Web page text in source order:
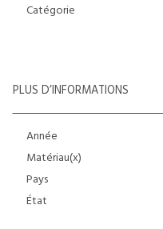
Catégorie
PLUS D’INFORMATIONS
Année
Matériau(x)
Pays
État